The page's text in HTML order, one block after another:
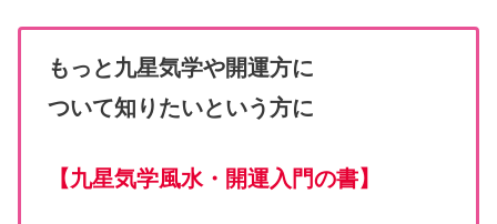
もっと九星気学や開運方に
ついて知りたいという方に
【九星気学風水・開運入門の書】